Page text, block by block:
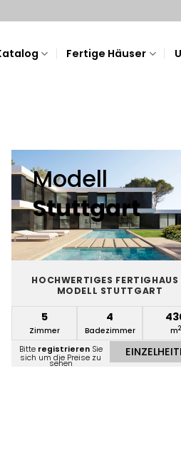
Fertige Häuser
Modell
Stuttgart
HOCHWERTIGES FERTIGHAUS
MODELL STUTTGART
5
Zimmer
4
Badezimmer m2
Bitte registrierenSie
sich um die Preise zu
sehen